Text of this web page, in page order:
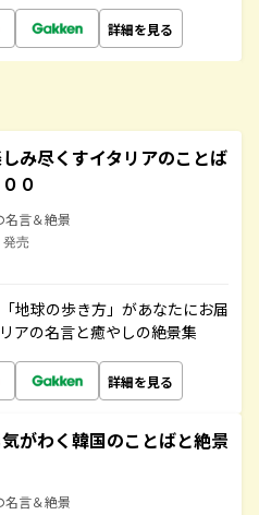
詳細を見る
み尽くすイタリアのことば
０
名言＆絶景
発売
地球の歩き方」があなたにお届
アの名言と癒やしの絶景集
詳細を見る
がわく韓国のことばと絶景
名言＆絶景